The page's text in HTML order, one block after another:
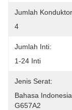
Jumlah
4
Jumlah Inti:
1-24 Inti
Jenis Serat:
Bahasa
G657A2